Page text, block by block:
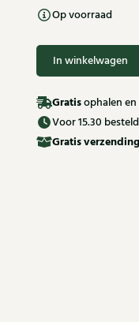
Op voorraad
In winkelwagen
Gratisophalen
Voor 15.30
Gratisverzending